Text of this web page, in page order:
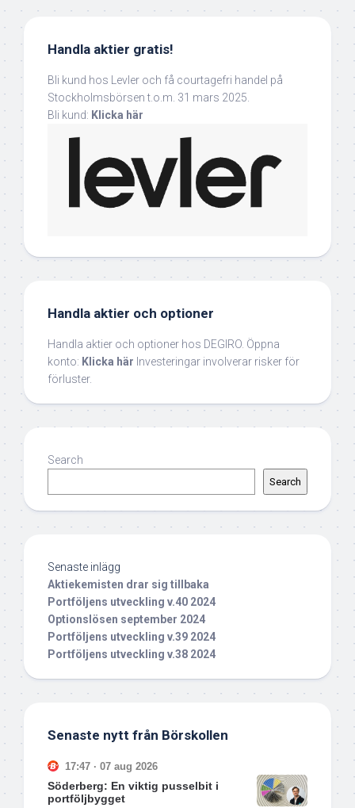
Handla aktier gratis!
Bli kund hos Levler och få courtagefri handel på
Stockholmsbörsen t.o.m. 31 mars 2025.
Bli kund: Klicka här
Handla aktier och optioner
Handla aktier och optioner hos DEGIRO. Öppna
konto: Klicka här Investeringar involverar risker för
förluster.
Search
Search
Senaste inlägg
Aktiekemisten drar sig tillbaka
Portföljens utveckling v.40 2024
Optionslösen september 2024
Portföljens utveckling v.39 2024
Portföljens utveckling v.38 2024
Senaste nytt från Börskollen
17:47 · 07 aug 2026
Söderberg: En viktig pusselbit i
portföljbygget